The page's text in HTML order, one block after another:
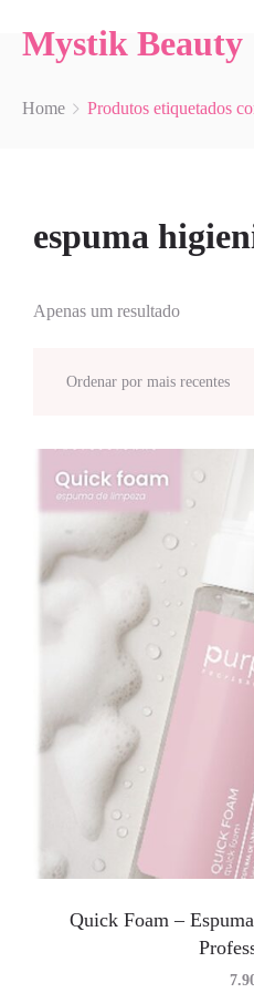
Mystik Beauty
Home Produtos etiquetados
espuma
Apenas um resultado
Quick Foam –